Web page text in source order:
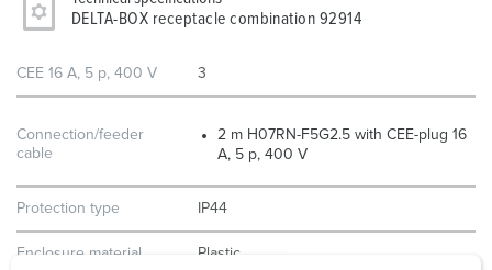
DELTA-BOX receptacle combination 92914
CEE 16 A, 5 p, 400 V 3
Connection/feeder
cable
2 m H07RN-F5G2.5 with CEE-plug 16
A, 5 p, 400 V
Protection type IP44
Enclosure material Plastic